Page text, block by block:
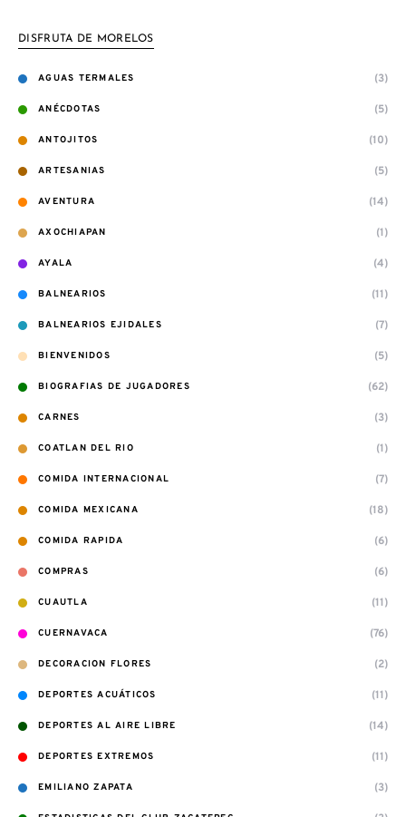
DISFRUTA DE MORELOS
AGUAS TERMALES (3)
ANÉCDOTAS (5)
ANTOJITOS (10)
ARTESANIAS (5)
AVENTURA (14)
AXOCHIAPAN (1)
AYALA (4)
BALNEARIOS (11)
BALNEARIOS EJIDALES (7)
BIENVENIDOS (5)
BIOGRAFIAS DE JUGADORES (62)
CARNES (3)
COATLAN DEL RIO (1)
COMIDA INTERNACIONAL (7)
COMIDA MEXICANA (18)
COMIDA RAPIDA (6)
COMPRAS (6)
CUAUTLA (11)
CUERNAVACA (76)
DECORACION FLORES (2)
DEPORTES ACUÁTICOS (11)
DEPORTES AL AIRE LIBRE (14)
DEPORTES EXTREMOS (11)
EMILIANO ZAPATA (3)